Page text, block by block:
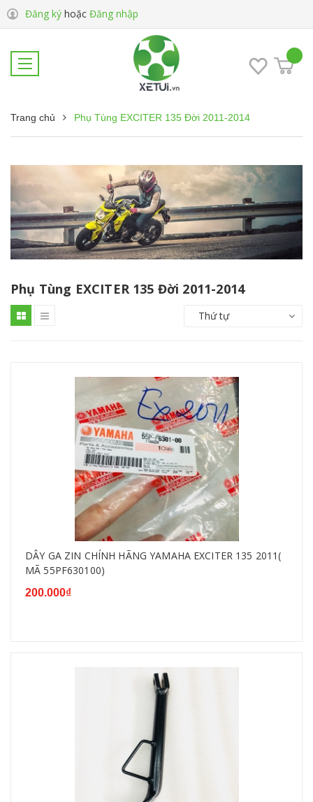
Đăng ký hoặc Đăng nhập
Trang chủ Phụ Tùng EXCITER 135 Đời 2011-2014
Phụ Tùng EXCITER 135 Đời 2011-2014
Thứ tự
DÂY GA ZIN CHÍNH HÃNG YAMAHA EXCITER 135 2011(
MÃ 55PF630100)
200.000₫